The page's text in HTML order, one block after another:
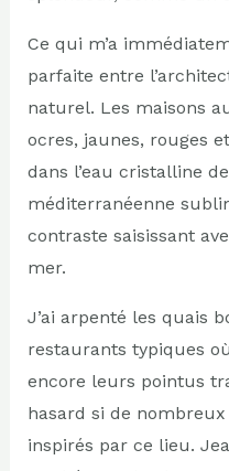
Ce qui m’a
parfaite entre
naturel. Les maisons
ocres, jaunes, rouges
dans l’eau cristalline
méditerranéenne
contraste saisissant
mer.
J’ai arpenté les quais
restaurants typiques
encore leurs pointus
hasard si de
inspirés par ce lieu.